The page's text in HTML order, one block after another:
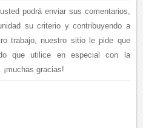
podrá enviar sus comentarios,
su criterio y contribuyendo a
trabajo, nuestro sitio le pide que
que utilice en especial con la
gracias!